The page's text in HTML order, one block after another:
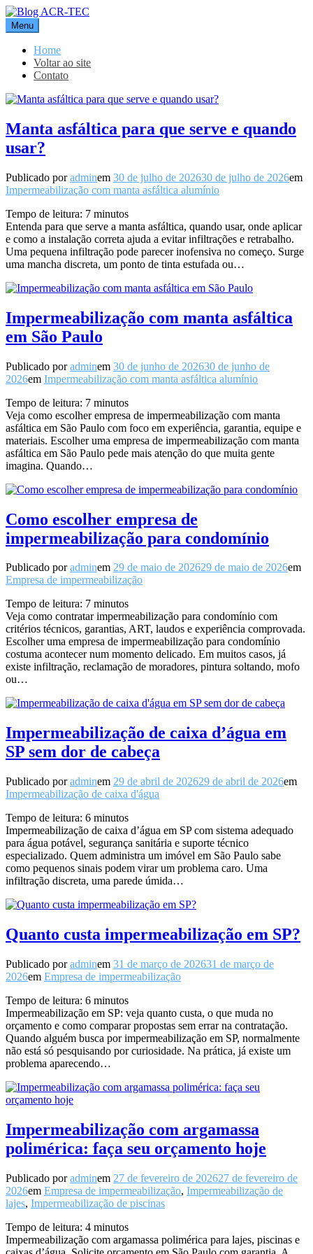
Pular
para
o
conteúdo
Blog ACR-TEC
Menu
Home
Voltar ao site
Contato
Manta asfáltica para que serve e quando
usar?
Publicado poradminem 30 de julho de 202630 de julho de 2026em
Impermeabilização com manta asfáltica alumínio
Tempo de leitura: 7 minutos
Entenda para que serve a manta asfáltica, quando usar, onde aplicar
e como a instalação correta ajuda a evitar infiltrações e retrabalho.
Uma pequena infiltração pode parecer inofensiva no começo. Surge
uma mancha discreta, um ponto de tinta estufada ou…
Impermeabilização com manta asfáltica
em São Paulo
Publicado poradminem 30 de junho de 202630 de junho de
2026em Impermeabilização com manta asfáltica alumínio
Tempo de leitura: 7 minutos
Veja como escolher empresa de impermeabilização com manta
asfáltica em São Paulo com foco em experiência, garantia, equipe e
materiais. Escolher uma empresa de impermeabilização com manta
asfáltica em São Paulo pede mais atenção do que muita gente
imagina. Quando…
Como escolher empresa de
impermeabilização para condomínio
Publicado poradminem 29 de maio de 202629 de maio de 2026em
Empresa de impermeabilização
Tempo de leitura: 7 minutos
Veja como contratar impermeabilização para condomínio com
critérios técnicos, garantias, ART, laudos e experiência comprovada.
Escolher uma empresa de impermeabilização para condomínio
costuma acontecer num momento delicado. Em muitos casos, já
existe infiltração, reclamação de moradores, pintura soltando, mofo
ou…
Impermeabilização de caixa d’água em
SP sem dor de cabeça
Publicado poradminem 29 de abril de 202629 de abril de 2026em
Impermeabilização de caixa d'água
Tempo de leitura: 6 minutos
Impermeabilização de caixa d’água em SP com sistema adequado
para água potável, segurança sanitária e suporte técnico
especializado. Quem administra um imóvel em São Paulo sabe
como pequenos sinais podem virar um problema caro. Uma
infiltração discreta, uma parede úmida…
Quanto custa impermeabilização em SP?
Publicado poradminem 31 de março de 202631 de março de
2026em Empresa de impermeabilização
Tempo de leitura: 6 minutos
Impermeabilização em SP: veja quanto custa, o que muda no
orçamento e como comparar propostas sem errar na contratação.
Quando alguém busca por impermeabilização em SP, normalmente
não está só pesquisando por curiosidade. Na prática, já existe um
problema aparecendo…
Impermeabilização com argamassa
polimérica: faça seu orçamento hoje
Publicado poradminem 27 de fevereiro de 202627 de fevereiro de
2026em Empresa de impermeabilização, Impermeabilização de
lajes, Impermeabilização de piscinas
Tempo de leitura: 4 minutos
Impermeabilização com argamassa polimérica para lajes, piscinas e